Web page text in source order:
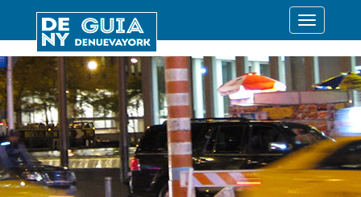
Desplegar